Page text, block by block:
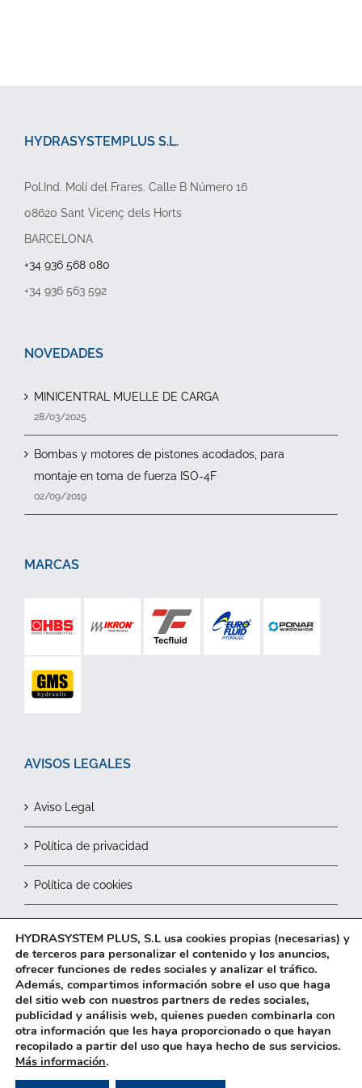
HYDRASYSTEMPLUS S.L.
Pol.Ind. Molí del Frares. Calle B Número 16
08620 Sant Vicenç dels Horts
BARCELONA
+34 936 568 080
+34 936 563 592
NOVEDADES
MINICENTRAL MUELLE DE CARGA
28/03/2025
Bombas y motores de pistones acodados, para
montaje en toma de fuerza ISO-4F
02/09/2019
MARCAS
AVISOS LEGALES
Aviso Legal
Política de privacidad
Política de cookies
2026© HYDRASYSTEM Plus, S.L.
HYDRASYSTEM PLUS, S.L usa cookies propias (necesarias) y
de terceros para personalizar el contenido y los anuncios,
ofrecer funciones de redes sociales y analizar el tráfico.
Además, compartimos información sobre el uso que haga
del sitio web con nuestros partners de redes sociales,
publicidad y análisis web, quienes pueden combinarla con
otra información que les haya proporcionado o que hayan
recopilado a partir del uso que haya hecho de sus servicios.
Más información.